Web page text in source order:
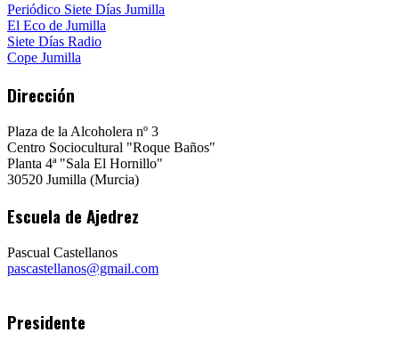
Periódico Siete Días Jumilla
El Eco de Jumilla
Siete Días Radio
Cope Jumilla
Dirección
Plaza de la Alcoholera nº 3
Centro Sociocultural "Roque Baños"
Planta 4ª "Sala El Hornillo"
30520 Jumilla (Murcia)
Escuela de Ajedrez
Pascual Castellanos
pascastellanos@gmail.com
Presidente